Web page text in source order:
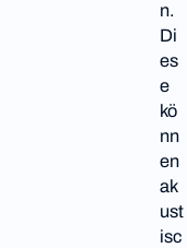
n.
Di
es
e
kö
nn
en
ak
ust
isc